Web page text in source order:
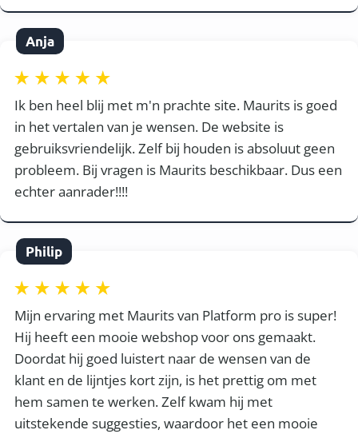
Anja
Ik ben heel blij met m'n prachte site. Maurits is goed
in het vertalen van je wensen. De website is
gebruiksvriendelijk. Zelf bij houden is absoluut geen
probleem. Bij vragen is Maurits beschikbaar. Dus een
echter aanrader!!!!
Philip
Mijn ervaring met Maurits van Platform pro is super!
Hij heeft een mooie webshop voor ons gemaakt.
Doordat hij goed luistert naar de wensen van de
klant en de lijntjes kort zijn, is het prettig om met
hem samen te werken. Zelf kwam hij met
uitstekende suggesties, waardoor het een mooie